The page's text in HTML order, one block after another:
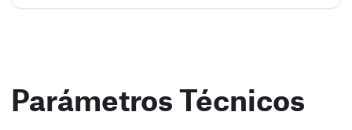
Parámetros Técnicos